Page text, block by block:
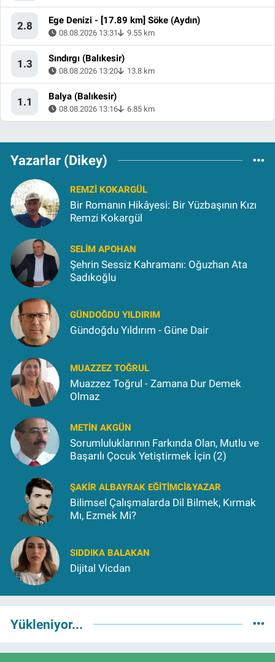
2.8 Ege Denizi - [17.89 km] Söke (Aydın)
08.08.2026 13:31 9.55 km
1.3 Sındırgı (Balıkesir)
08.08.2026 13:20 13.8 km
1.1 Balya (Balıkesir)
08.08.2026 13:16 6.85 km
Yazarlar (Dikey)
REMZI KOKARGÜL
Bir Romanın Hikâyesi: Bir Yüzbaşının Kızı
Remzi Kokargül
SELIM APOHAN
Şehrin Sessiz Kahramanı: Oğuzhan Ata
Sadıkoğlu
GÜNDOĞDU YILDIRIM
Gündoğdu Yıldırım - Güne Dair
MUAZZEZ TOĞRUL
Muazzez Toğrul - Zamana Dur Demek
Olmaz
METIN AKGÜN
Sorumluluklarının Farkında Olan, Mutlu ve
Başarılı Çocuk Yetiştirmek İçin (2)
ŞAKIR ALBAYRAK EĞITIMCI&YAZAR
Bilimsel Çalışmalarda Dil Bilmek, Kırmak
Mı, Ezmek Mi?
SIDDIKA BALAKAN
Dijital Vicdan
Yükleniyor...